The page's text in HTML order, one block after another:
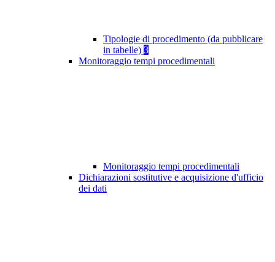
Tipologie di procedimento (da pubblicare
in tabelle) 3
Monitoraggio tempi procedimentali
Monitoraggio tempi procedimentali
Dichiarazioni sostitutive e acquisizione d'ufficio
dei dati